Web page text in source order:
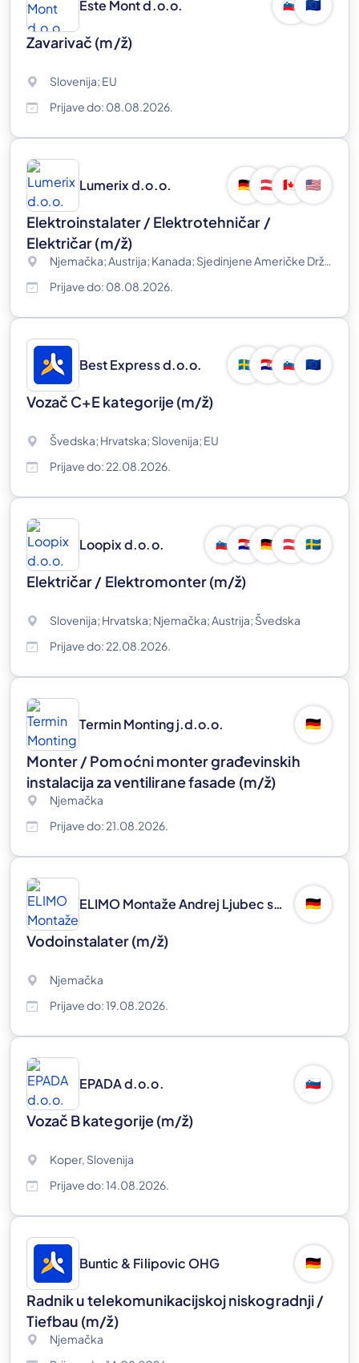
Este Mont d.o.o. 🇸🇮 🇪🇺
Zavarivač (m/ž)
Slovenija; EU
Prijave do: 08.08.2026.
Lumerix d.o.o. 🇩🇪 🇦🇹 🇨🇦 🇺🇸
Elektroinstalater / Elektrotehničar /
Električar(m/ž)
Njemačka; Austrija; Kanada; Sjedinjene Američke Države
Prijave do: 08.08.2026.
Best Express d.o.o. 🇸🇪 🇭🇷 🇸🇮 🇪🇺
Vozač C+E kategorije(m/ž)
Švedska; Hrvatska; Slovenija; EU
Prijave do: 22.08.2026.
Loopix d.o.o. 🇸🇮 🇭🇷 🇩🇪 🇦🇹 🇸🇪
Električar / Elektromonter(m/ž)
Slovenija; Hrvatska; Njemačka; Austrija; Švedska
Prijave do: 22.08.2026.
Termin Monting j.d.o.o. 🇩🇪
Monter / Pomoćni monter građevinskih
instalacija za ventilirane fasade (m/ž)
Njemačka
Prijave do: 21.08.2026.
ELIMO Montaže Andrej Ljubec s.p. 🇩🇪
Vodoinstalater(m/ž)
Njemačka
Prijave do: 19.08.2026.
EPADA d.o.o. 🇸🇮
Vozač B kategorije(m/ž)
Koper, Slovenija
Prijave do: 14.08.2026.
Buntic & Filipovic OHG 🇩🇪
Radnik u telekomunikacijskoj niskogradnji /
Tiefbau (m/ž)
Njemačka